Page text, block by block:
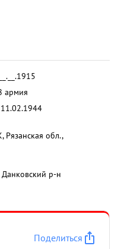
__.__.1915
армия
11.02.1944
Рязанская обл.,
р-н
Поделиться